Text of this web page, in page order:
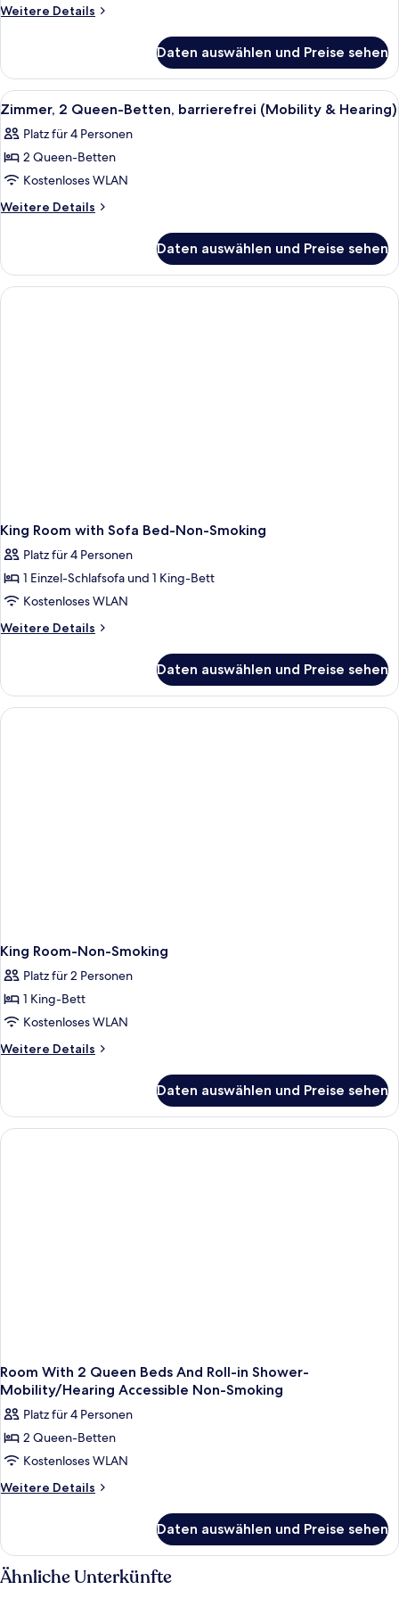
Betten,
anzeigen
Weitere Details
Weitere
2 Queen-
Betten,
barrierefrei,
Daten auswählen und Preise sehen
Alle
Fotos
für
Zimmer,
2 Queen-
Betten,
&
Hearing)
anzeigen
Ein modernes Hotelzimmer mit
4
Zimmer, 2 Queen-Betten, barrierefrei (Mobility & Hearing)
Platz für 4 Personen
2 Queen-Betten
Kostenloses WLAN
Weitere Details
Weitere
2 Queen-
Betten,
barrierefrei
Daten auswählen und Preise sehen
King Room with Sofa Bed-Non-Smoking
Platz für 4 Personen
1 Einzel-Schlafsofa und 1 King-Bett
Kostenloses WLAN
Weitere Details
Weitere
Room
with
Sofa
Daten auswählen und Preise sehen
King Room-Non-Smoking
Platz für 2 Personen
1 King-Bett
Kostenloses WLAN
Weitere Details
Weitere
Room-
Non-
Smoking
Daten auswählen und Preise sehen
Room With 2 Queen Beds And Roll-in Shower-
Mobility/Hearing Accessible Non-Smoking
Platz für 4 Personen
2 Queen-Betten
Kostenloses WLAN
Weitere Details
Weitere
With
2
Queen
Daten auswählen und Preise sehen
Ähnliche Unterkünfte